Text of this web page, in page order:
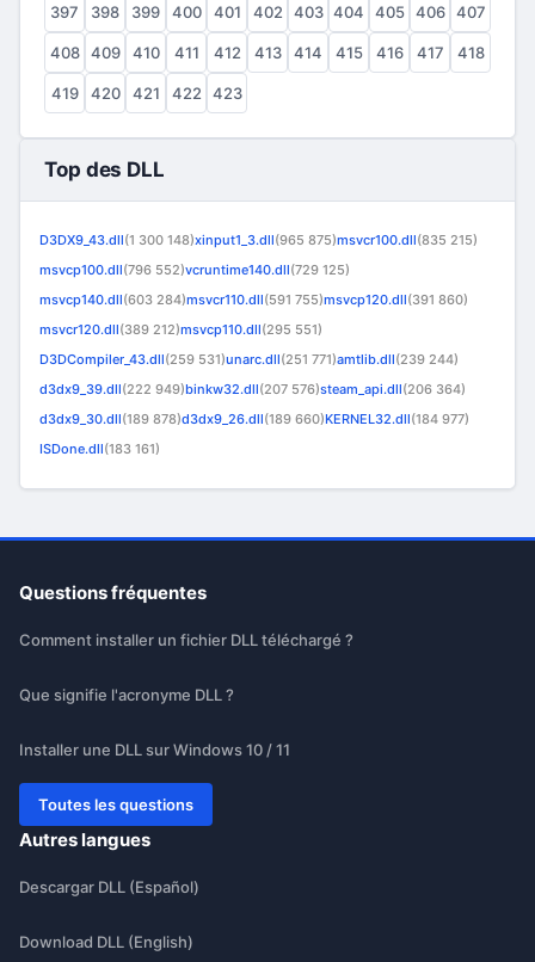
397 398 399 400 401 402 403 404 405 406 407
408 409 410 411 412 413 414 415 416 417 418
419 420 421 422 423
Top des DLL
D3DX9_43.dll(1 300 148)xinput1_3.dll(965 875)msvcr100.dll(835 215)
msvcp100.dll(796 552)vcruntime140.dll(729 125)
msvcp140.dll(603 284)msvcr110.dll(591 755)msvcp120.dll(391 860)
msvcr120.dll(389 212)msvcp110.dll(295 551)
D3DCompiler_43.dll(259 531)unarc.dll(251 771)amtlib.dll(239 244)
d3dx9_39.dll(222 949)binkw32.dll(207 576)steam_api.dll(206 364)
d3dx9_30.dll(189 878)d3dx9_26.dll(189 660)KERNEL32.dll(184 977)
ISDone.dll(183 161)
Questions fréquentes
Comment installer un fichier DLL téléchargé ?
Que signifie l'acronyme DLL ?
Installer une DLL sur Windows 10 / 11
Toutes les questions
Autres langues
Descargar DLL (Español)
Download DLL (English)